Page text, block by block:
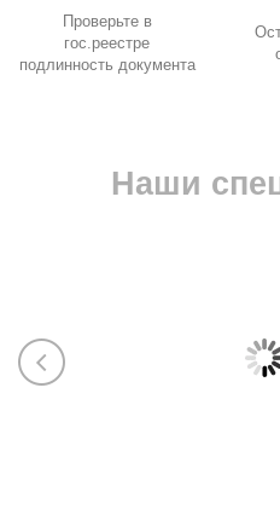
Проверьте в
гос.реестре
подлинность документа
Наши
оборудование,